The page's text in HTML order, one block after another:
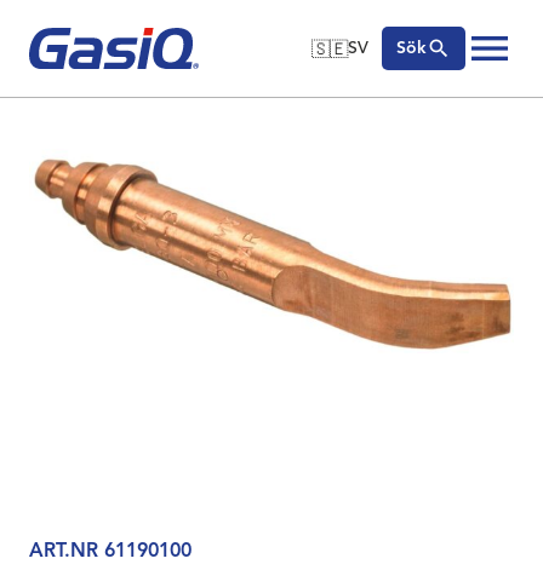
Hoppa till innehåll
🇸🇪SV
🇬🇧English
Sök
ART.NR 61190100